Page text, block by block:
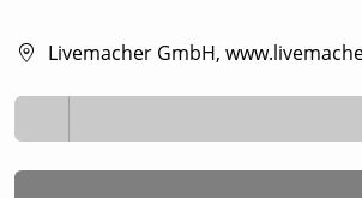
Livemacher GmbH,
Lädt ...
Lädt ...